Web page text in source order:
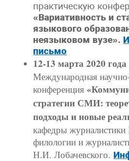
практическую
«Вариативность и
языкового
неязыковом вузе».
письмо
12-13 марта 2020 года
Международная
конференция
стратегии СМИ:
подходы и новые
кафедры журналистики
филологии и
Н.И. Лобачевского.